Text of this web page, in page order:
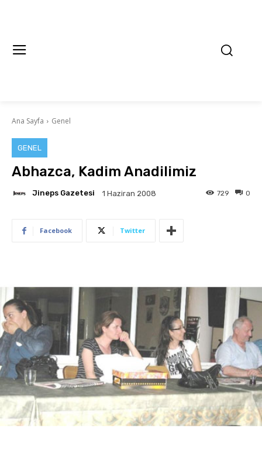
Ana Sayfa Genel
GENEL
Abhazca, Kadim Anadilimiz
Jineps Gazetesi 1 Haziran 2008 0
729
Facebook Twitter